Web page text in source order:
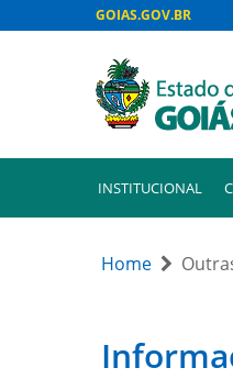
GOIAS.GOV.BR
INSTITUCIONAL
Home